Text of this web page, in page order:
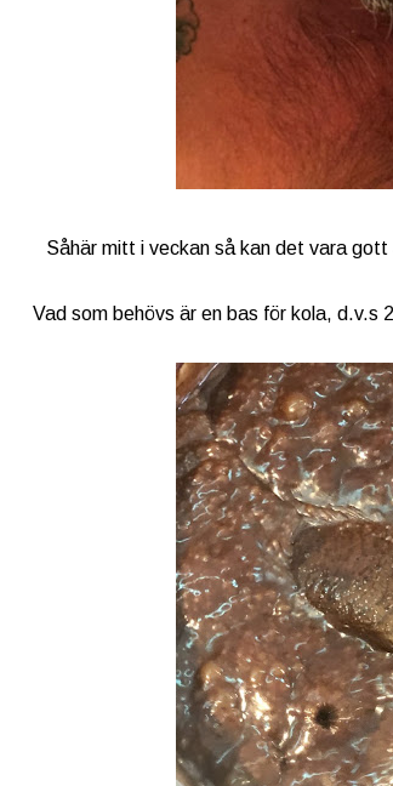
Såhär mitt i veckan så kan det vara
Vad som behövs är en bas för kola, d.v.s